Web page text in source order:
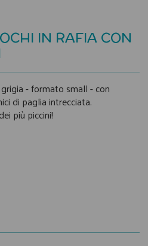
IN RAFIA CON
- formato small - con
di paglia intrecciata.
più piccini!